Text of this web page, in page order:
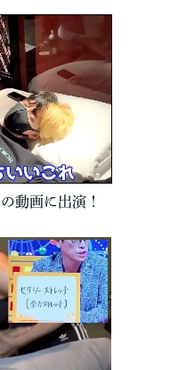
動画に出演！